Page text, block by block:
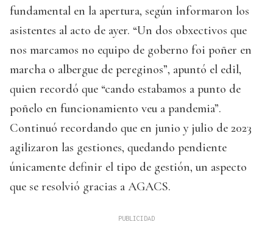
fundamental en la apertura, según informaron los
asistentes al acto de ayer. “Un dos obxectivos que
nos marcamos no equipo de goberno foi poñer en
marcha o albergue de pereginos”, apuntó el edil,
quien recordó que “cando estabamos a punto de
poñelo en funcionamiento veu a pandemia”.
Continuó recordando que en junio y julio de 2023
agilizaron las gestiones, quedando pendiente
únicamente definir el tipo de gestión, un aspecto
que se resolvió gracias a AGACS.